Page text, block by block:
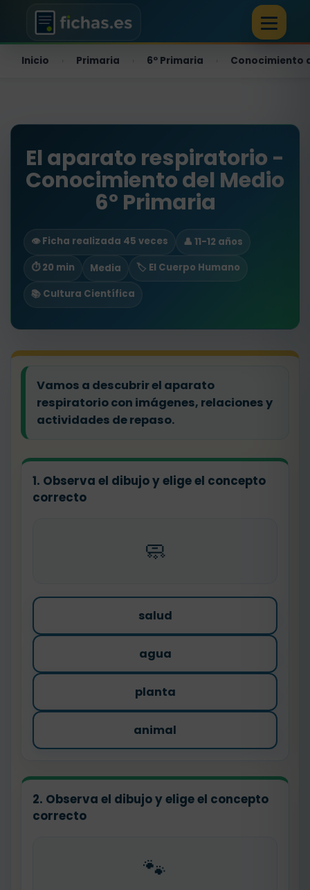
Inicio Primaria 6º Primaria Conocimiento
El aparato respiratorio -
Conocimiento del Medio
6º Primaria
👁️ Ficha realizada 45 veces
👤 11-12 años
⏱ 20 min
Media
🏷️ El Cuerpo Humano
📚 Cultura Científica
Vamos a descubrir el aparato
respiratorio con imágenes, relaciones y
actividades de repaso.
1. Observa el dibujo y elige el concepto
correcto
🧼
salud
agua
planta
animal
2. Observa el dibujo y elige el concepto
correcto
🐾